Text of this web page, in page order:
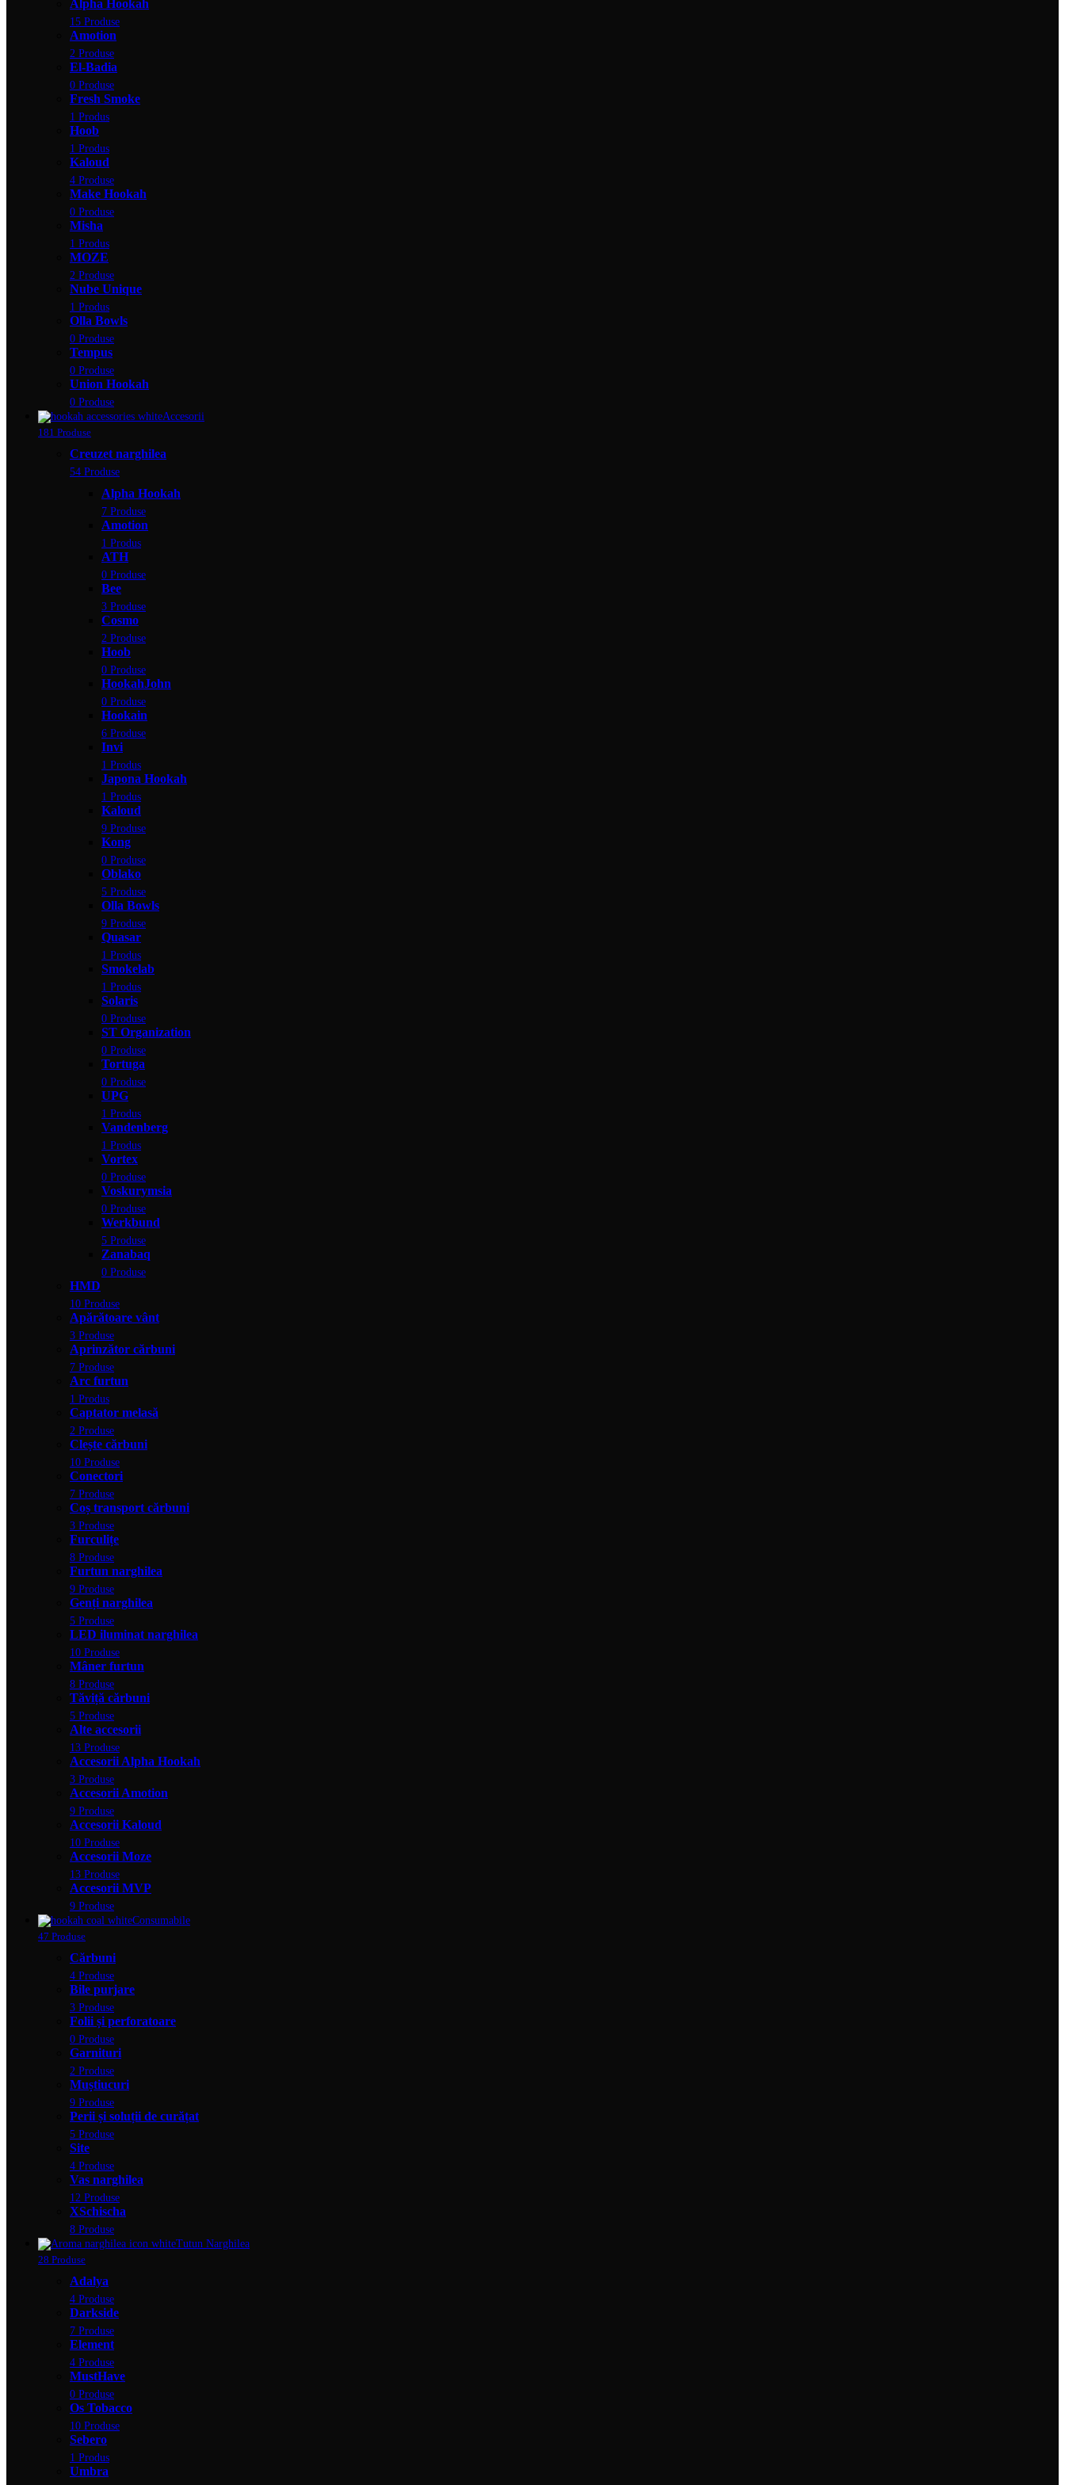
Alpha Hookah
15 Produse
Amotion
2 Produse
El-Badia
0 Produse
Fresh Smoke
1 Produs
Hoob
1 Produs
Kaloud
4 Produse
Make Hookah
0 Produse
Misha
1 Produs
MOZE
2 Produse
Nube Unique
1 Produs
Olla Bowls
0 Produse
Tempus
0 Produse
Union Hookah
0 Produse
Accesorii
181 Produse
Creuzet narghilea
54 Produse
Alpha Hookah
7 Produse
Amotion
1 Produs
ATH
0 Produse
Bee
3 Produse
Cosmo
2 Produse
Hoob
0 Produse
HookahJohn
0 Produse
Hookain
6 Produse
Invi
1 Produs
Japona Hookah
1 Produs
Kaloud
9 Produse
Kong
0 Produse
Oblako
5 Produse
Olla Bowls
9 Produse
Quasar
1 Produs
Smokelab
1 Produs
Solaris
0 Produse
ST Organization
0 Produse
Tortuga
0 Produse
UPG
1 Produs
Vandenberg
1 Produs
Vortex
0 Produse
Voskurymsia
0 Produse
Werkbund
5 Produse
Zanabaq
0 Produse
HMD
10 Produse
Apărătoare vânt
3 Produse
Aprinzător cărbuni
7 Produse
Arc furtun
1 Produs
Captator melasă
2 Produse
Clește cărbuni
10 Produse
Conectori
7 Produse
Coș transport cărbuni
3 Produse
Furculițe
8 Produse
Furtun narghilea
9 Produse
Genți narghilea
5 Produse
LED iluminat narghilea
10 Produse
Mâner furtun
8 Produse
Tăviță cărbuni
5 Produse
Alte accesorii
13 Produse
Accesorii Alpha Hookah
3 Produse
Accesorii Amotion
9 Produse
Accesorii Kaloud
10 Produse
Accesorii Moze
13 Produse
Accesorii MVP
9 Produse
Consumabile
47 Produse
Cărbuni
4 Produse
Bile purjare
3 Produse
Folii și perforatoare
0 Produse
Garnituri
2 Produse
Muștiucuri
9 Produse
Perii și soluții de curățat
5 Produse
Site
4 Produse
Vas narghilea
12 Produse
XSchischa
8 Produse
Tutun Narghilea
28 Produse
Adalya
4 Produse
Darkside
7 Produse
Element
4 Produse
MustHave
0 Produse
Os Tobacco
10 Produse
Sebero
1 Produs
Umbra